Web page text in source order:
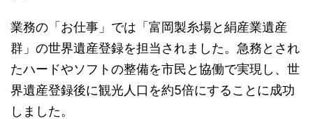
業務の「お仕事」では「富岡製糸場と絹産業遺産
群」の世界遺産登録を担当されました。急務とされ
たハードやソフトの整備を市民と協働で実現し、世
界遺産登録後に観光人口を約5倍にすることに成功
しました。